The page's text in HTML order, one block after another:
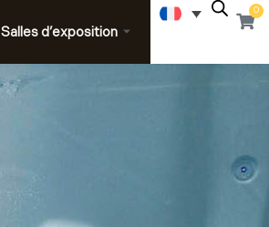
Salles d’exposition
0